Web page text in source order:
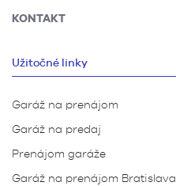
KONTAKT
Užitočné linky
Garáž na prenájom
Garáž na predaj
Prenájom garáže
Garáž na prenájom Bratislava